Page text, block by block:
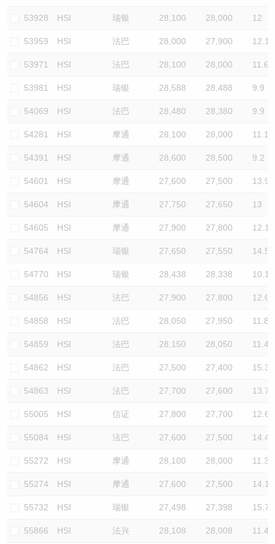
53928 HSI 瑞银 28,100 28,000 12
53959 HSI 法巴 28,000 27,900 12.1
53971 HSI 法巴 28,100 28,000 11.6
53981 HSI 瑞银 28,588 28,488 9.9
54069 HSI 法巴 28,480 28,380 9.9
54281 HSI 摩通 28,100 28,000 11.1
54391 HSI 摩通 28,600 28,500 9.2
54601 HSI 摩通 27,600 27,500 13.9
54604 HSI 摩通 27,750 27,650 13
54605 HSI 摩通 27,900 27,800 12.1
54764 HSI 瑞银 27,650 27,550 14.5
54770 HSI 瑞银 28,438 28,338 10.1
54856 HSI 法巴 27,900 27,800 12.6
54858 HSI 法巴 28,050 27,950 11.8
54859 HSI 法巴 28,150 28,050 11.4
54862 HSI 法巴 27,500 27,400 15.3
54863 HSI 法巴 27,700 27,600 13.7
55005 HSI 信证 27,800 27,700 12.6
55084 HSI 法巴 27,600 27,500 14.4
55272 HSI 摩通 28,100 28,000 11.3
55274 HSI 摩通 27,600 27,500 14.1
55732 HSI 瑞银 27,498 27,398 15.7
55866 HSI 法兴 28,108 28,008 11.4